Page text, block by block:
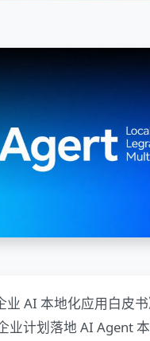
AI 本地化应用白皮书
业计划落地 AI Agent